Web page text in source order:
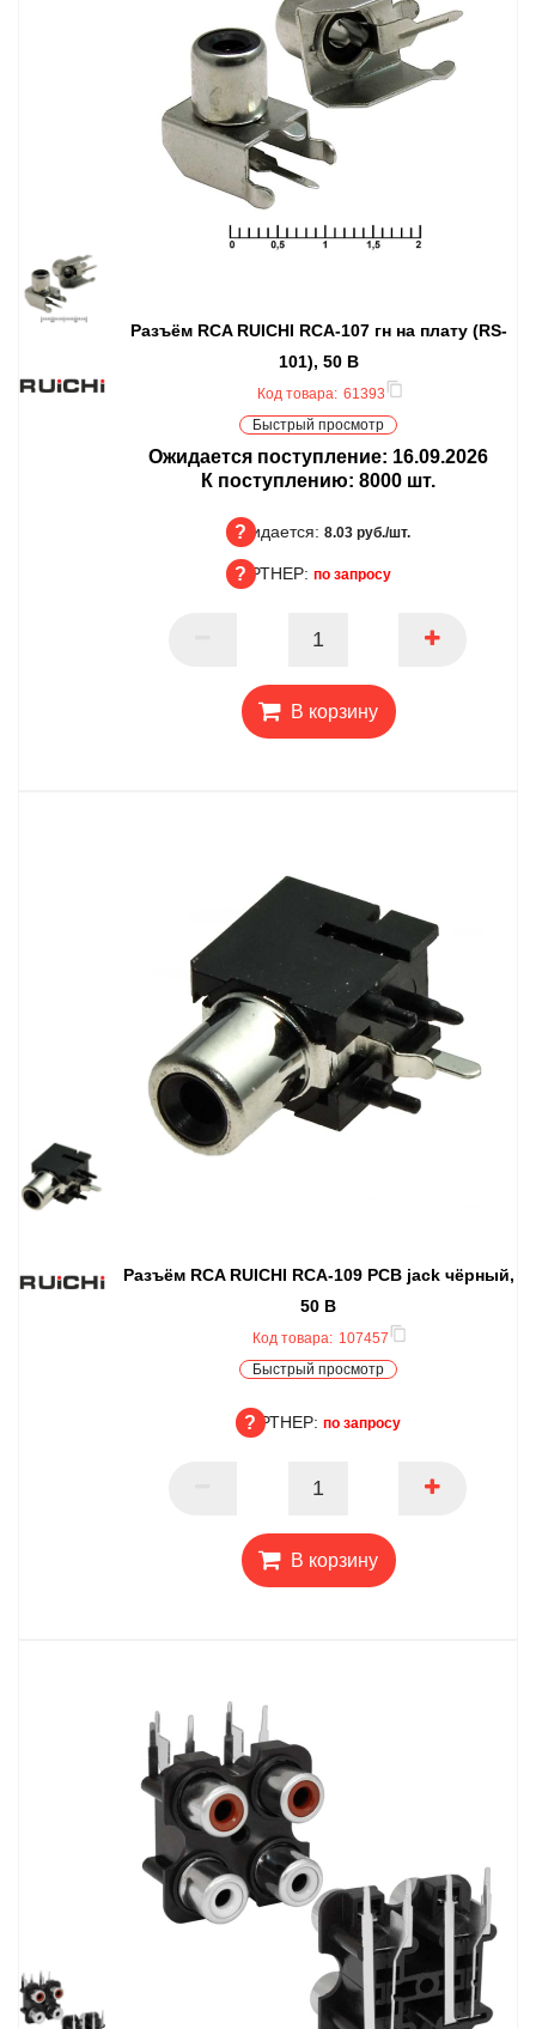
Разъём RCA RUICHI RCA-107 гн на плату (RS-
101), 50 В
Код товара: 61393
Быстрый просмотр
Ожидается поступление: 16.09.2026
К поступлению: 8000 шт.
Ожидается
Ожидается: 8.03 руб./шт.
ПАРТНЕР: по запросу
В корзину
Разъём RCA RUICHI RCA-109 PCB jack чёрный,
50 В
Код товара: 107457
Быстрый просмотр
ПАРТНЕР: по запросу
В корзину